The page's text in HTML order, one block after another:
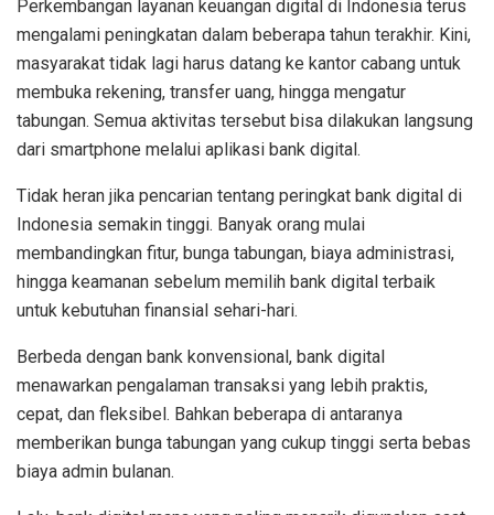
Perkembangan layanan keuangan digital di Indonesia terus
mengalami peningkatan dalam beberapa tahun terakhir. Kini,
masyarakat tidak lagi harus datang ke kantor cabang untuk
membuka rekening, transfer uang, hingga mengatur
tabungan. Semua aktivitas tersebut bisa dilakukan langsung
dari smartphone melalui aplikasi bank digital.
Tidak heran jika pencarian tentang peringkat bank digital di
Indonesia semakin tinggi. Banyak orang mulai
membandingkan fitur, bunga tabungan, biaya administrasi,
hingga keamanan sebelum memilih bank digital terbaik
untuk kebutuhan finansial sehari-hari.
Berbeda dengan bank konvensional, bank digital
menawarkan pengalaman transaksi yang lebih praktis,
cepat, dan fleksibel. Bahkan beberapa di antaranya
memberikan bunga tabungan yang cukup tinggi serta bebas
biaya admin bulanan.